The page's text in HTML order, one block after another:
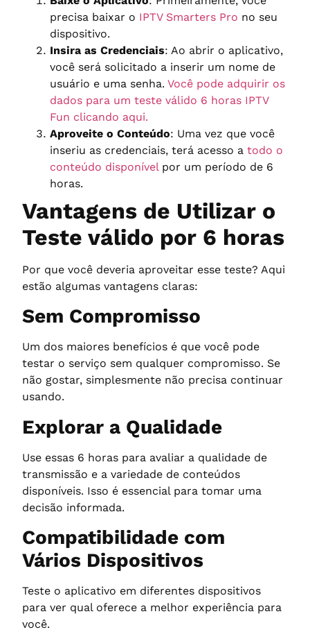
precisa baixar o IPTV Smarters Pro no seu
dispositivo.
Insira as Credenciais: Ao abrir o aplicativo,
você será solicitado a inserir um nome de
usuário e uma senha. Você pode adquirir os
dados para um teste válido 6 horas IPTV
Fun clicando aqui.
Aproveite o Conteúdo: Uma vez que você
inseriu as credenciais, terá acesso a todo o
conteúdo disponívelpor um período de 6
horas.
Vantagens de Utilizar o
Teste válido por 6 horas
Por que você deveria aproveitar esse teste? Aqui
estão algumas vantagens claras:
Sem Compromisso
Um dos maiores benefícios é que você pode
testar o serviço sem qualquer compromisso. Se
não gostar, simplesmente não precisa continuar
usando.
Explorar a Qualidade
Use essas 6 horas para avaliar a qualidade de
transmissão e a variedade de conteúdos
disponíveis. Isso é essencial para tomar uma
decisão informada.
Compatibilidade com
Vários Dispositivos
Teste o aplicativo em diferentes dispositivos
para ver qual oferece a melhor experiência para
você.